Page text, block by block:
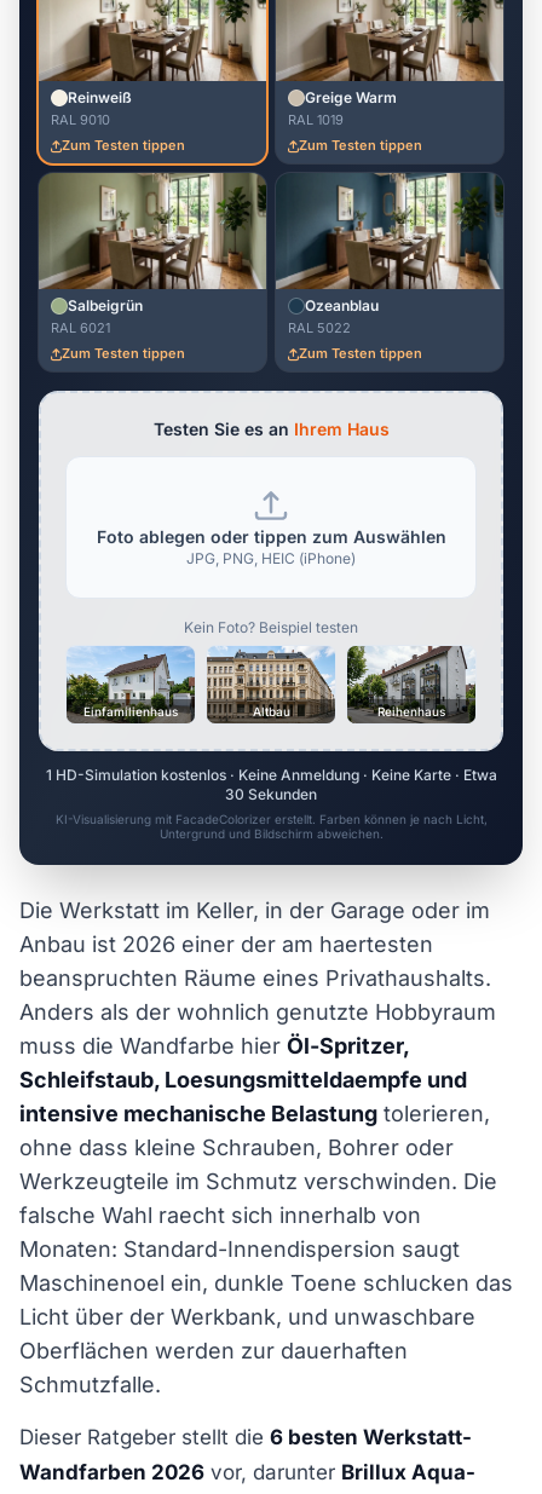
Reinweiß
RAL 9010
Zum Testen tippen
Greige Warm
RAL 1019
Zum Testen tippen
Salbeigrün
RAL 6021
Zum Testen tippen
Ozeanblau
RAL 5022
Zum Testen tippen
Testen Sie es an Ihrem Haus
Foto ablegen oder tippen zum Auswählen
JPG, PNG, HEIC (iPhone)
Kein Foto? Beispiel testen
Einfamilienhaus Altbau Reihenhaus
1 HD-Simulation kostenlos · Keine Anmeldung · Keine Karte · Etwa
30 Sekunden
KI-Visualisierung mit FacadeColorizer erstellt. Farben können je nach Licht,
Untergrund und Bildschirm abweichen.
Die Werkstatt im Keller, in der Garage oder im
Anbau ist 2026 einer der am haertesten
beanspruchten Räume eines Privathaushalts.
Anders als der wohnlich genutzte Hobbyraum
muss die Wandfarbe hier Öl-Spritzer,
Schleifstaub, Loesungsmitteldaempfe und
intensive mechanische Belastung tolerieren,
ohne dass kleine Schrauben, Bohrer oder
Werkzeugteile im Schmutz verschwinden. Die
falsche Wahl raecht sich innerhalb von
Monaten: Standard-Innendispersion saugt
Maschinenoel ein, dunkle Toene schlucken das
Licht über der Werkbank, und unwaschbare
Oberflächen werden zur dauerhaften
Schmutzfalle.
Dieser Ratgeber stellt die 6 besten Werkstatt-
Wandfarben 2026 vor, darunter Brillux Aqua-